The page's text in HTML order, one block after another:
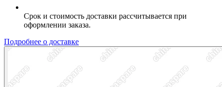
Срок и стоимость доставки рассчитывается при
оформлении заказа.
Подробнее о доставке